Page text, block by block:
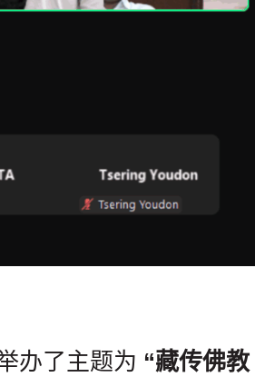
办了主题为 “藏传佛教